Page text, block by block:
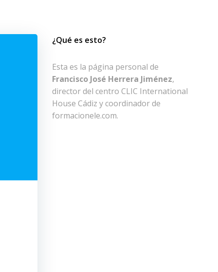
¿Qué es esto?
Esta es la página personal de
Francisco José Herrera Jiménez,
director del centro CLIC International
House Cádiz y coordinador de
formacionele.com.